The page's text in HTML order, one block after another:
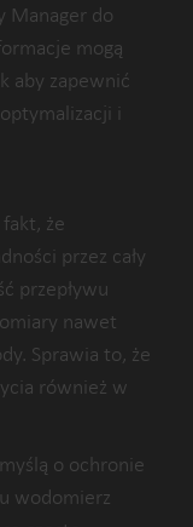
Manager do
mogą
aby zapewnić
i
że
przez cały
przepływu
nawet
Sprawia to, że
również w
o ochronie
wodomierz